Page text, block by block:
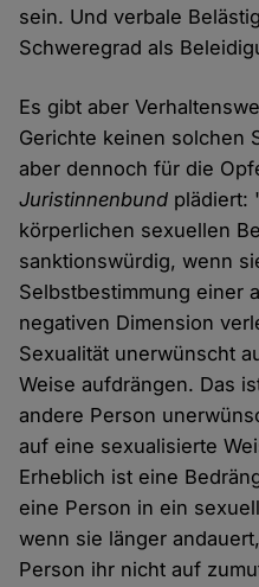
sein. Und verbale
Schweregrad als
Es gibt aber
Gerichte keinen solchen
aber dennoch für die
Juristinnenbund plädiert:
körperlichen sexuellen
sanktionswürdig, wenn
Selbstbestimmung einer
negativen Dimension
Sexualität unerwünscht
Weise aufdrängen. Das
andere Person
auf eine sexualisierte
Erheblich ist eine
eine Person in ein
wenn sie länger
Person ihr nicht auf